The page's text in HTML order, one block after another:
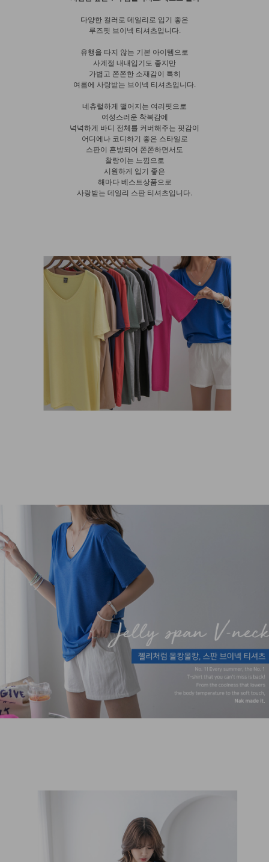
다양한 컬러로 데일리로 입기 좋은
루즈핏 브이넥 티셔츠입니다.
유행을 타지 않는 기본 아이템으로
사계절 내내입기도 좋지만
가볍고 쫀쫀한 소재감이 특히
여름에 사랑받는 브이넥 티셔츠입니다.
네츄럴하게 떨어지는 여리핏으로
여성스러운 착복감에
넉넉하게 바디 전체를 커버해주는 핏감이
어디에나 코디하기 좋은 스타일로
스판이 혼방되어 쫀쫀하면서도
찰랑이는 느낌으로
시원하게 입기 좋은
해마다 베스트상품으로
사랑받는 데일리 스판 티셔츠입니다.